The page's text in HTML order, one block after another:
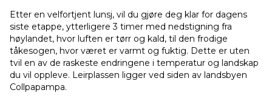
Etter en velfortjent lunsj, vil du gjøre deg klar for dagens
siste etappe, ytterligere 3 timer med nedstigning fra
høylandet, hvor luften er tørr og kald, til den frodige
tåkesogen, hvor været er varmt og fuktig. Dette er uten
tvil en av de raskeste endringene i temperatur og landskap
du vil oppleve. Leirplassen ligger ved siden av landsbyen
Collpapampa.